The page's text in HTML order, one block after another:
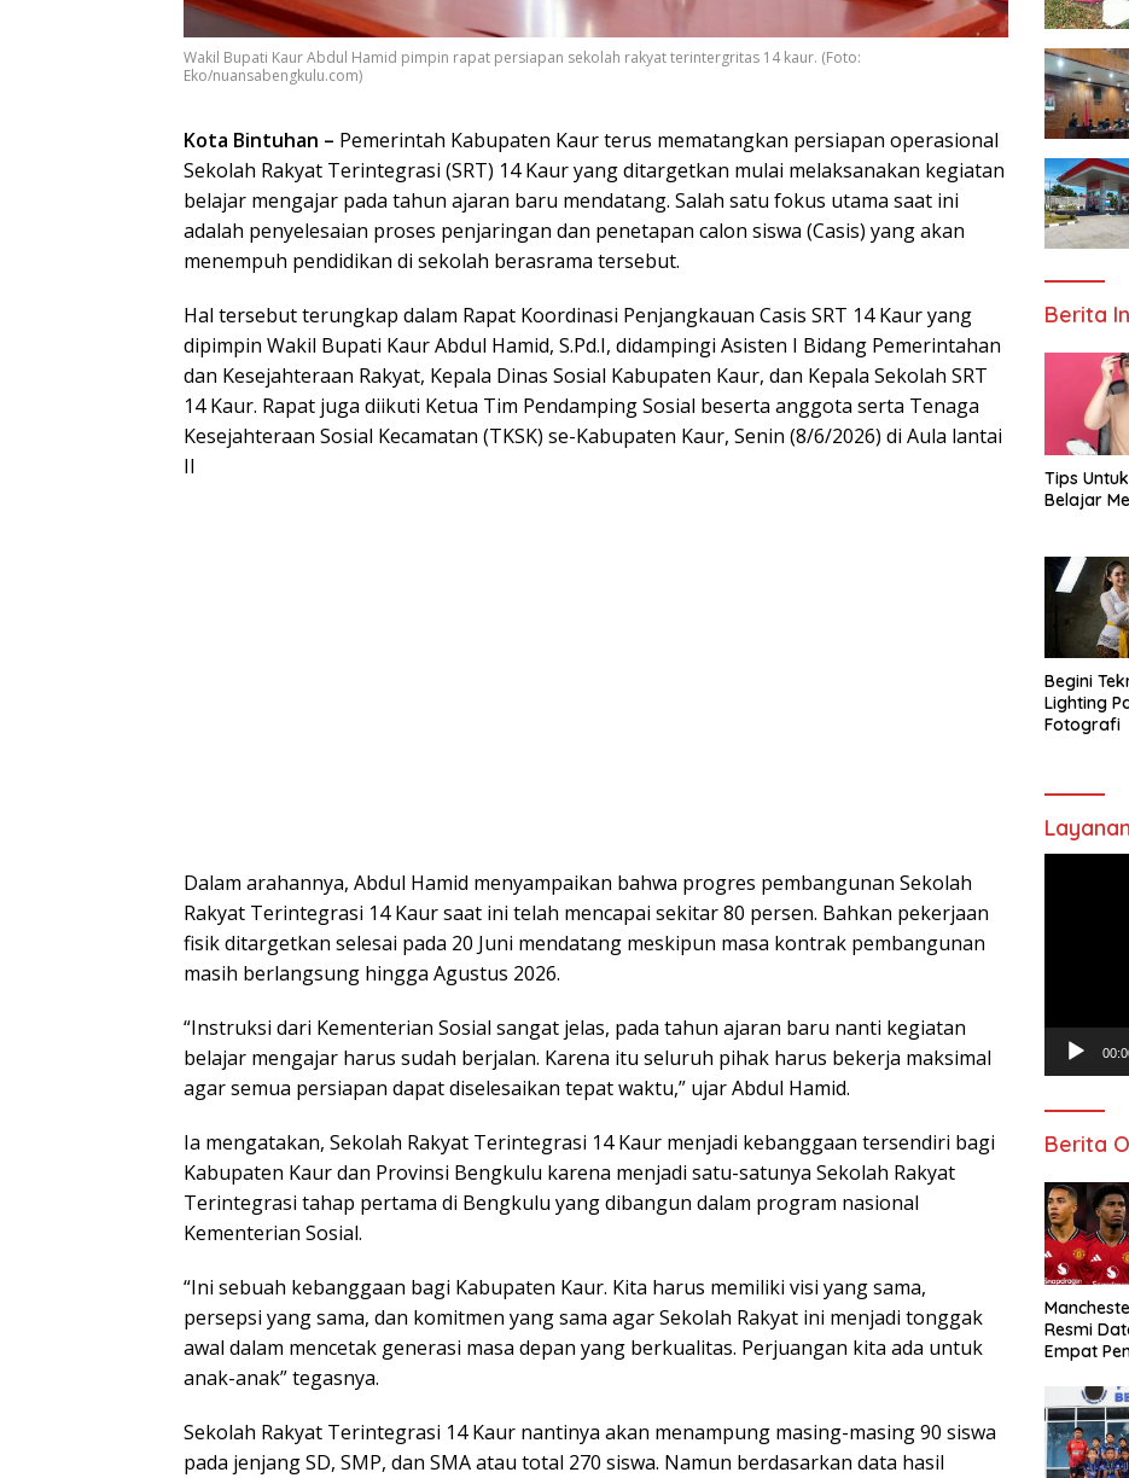
Wakil Bupati Kaur Abdul Hamid pimpin rapat persiapan sekolah rakyat terintergritas 14 kaur. (Foto:
Eko/nuansabengkulu.com)
Kota Bintuhan – Pemerintah Kabupaten Kaur terus mematangkan persiapan operasional
Sekolah Rakyat Terintegrasi (SRT) 14 Kaur yang ditargetkan mulai melaksanakan kegiatan
belajar mengajar pada tahun ajaran baru mendatang. Salah satu fokus utama saat ini
adalah penyelesaian proses penjaringan dan penetapan calon siswa (Casis) yang akan
menempuh pendidikan di sekolah berasrama tersebut.
Hal tersebut terungkap dalam Rapat Koordinasi Penjangkauan Casis SRT 14 Kaur yang
dipimpin Wakil Bupati Kaur Abdul Hamid, S.Pd.I, didampingi Asisten I Bidang Pemerintahan
dan Kesejahteraan Rakyat, Kepala Dinas Sosial Kabupaten Kaur, dan Kepala Sekolah SRT
14 Kaur. Rapat juga diikuti Ketua Tim Pendamping Sosial beserta anggota serta Tenaga
Kesejahteraan Sosial Kecamatan (TKSK) se-Kabupaten Kaur, Senin (8/6/2026) di Aula lantai
II
Dalam arahannya, Abdul Hamid menyampaikan bahwa progres pembangunan Sekolah
Rakyat Terintegrasi 14 Kaur saat ini telah mencapai sekitar 80 persen. Bahkan pekerjaan
fisik ditargetkan selesai pada 20 Juni mendatang meskipun masa kontrak pembangunan
masih berlangsung hingga Agustus 2026.
“Instruksi dari Kementerian Sosial sangat jelas, pada tahun ajaran baru nanti kegiatan
belajar mengajar harus sudah berjalan. Karena itu seluruh pihak harus bekerja maksimal
agar semua persiapan dapat diselesaikan tepat waktu,” ujar Abdul Hamid.
Ia mengatakan, Sekolah Rakyat Terintegrasi 14 Kaur menjadi kebanggaan tersendiri bagi
Kabupaten Kaur dan Provinsi Bengkulu karena menjadi satu-satunya Sekolah Rakyat
Terintegrasi tahap pertama di Bengkulu yang dibangun dalam program nasional
Kementerian Sosial.
“Ini sebuah kebanggaan bagi Kabupaten Kaur. Kita harus memiliki visi yang sama,
persepsi yang sama, dan komitmen yang sama agar Sekolah Rakyat ini menjadi tonggak
awal dalam mencetak generasi masa depan yang berkualitas. Perjuangan kita ada untuk
anak-anak” tegasnya.
Sekolah Rakyat Terintegrasi 14 Kaur nantinya akan menampung masing-masing 90 siswa
pada jenjang SD, SMP, dan SMA atau total 270 siswa. Namun berdasarkan data hasil
Berita
Tips
Belajar
Begini
Lighting
Fotografi
Berita
Resmi
Empat